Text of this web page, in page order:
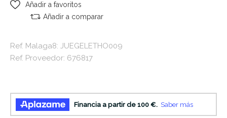
Añadir a favoritos
Añadir a comparar
Ref. Malaga8: JUEGELETHO009
Ref. Proveedor: 676817